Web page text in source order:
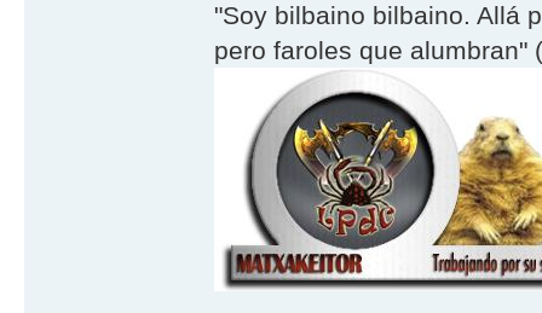
"Soy bilbaino bilbaino. Allá
pero faroles que alumbran"